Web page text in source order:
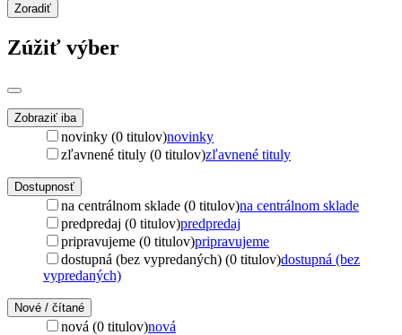
Zoradiť
Zúžiť výber
Zobraziť iba
novinky (0 titulov)novinky
zľavnené tituly (0 titulov)zľavnené tituly
Dostupnosť
na centrálnom sklade (0 titulov)na centrálnom sklade
predpredaj (0 titulov)predpredaj
pripravujeme (0 titulov)pripravujeme
dostupná (bez vypredaných) (0 titulov)dostupná (bez
vypredaných)
Nové / čítané
nová (0 titulov)nová